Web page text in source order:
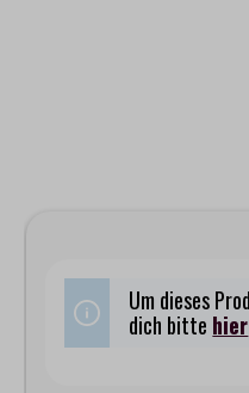
Um dieses
dich bitte hier